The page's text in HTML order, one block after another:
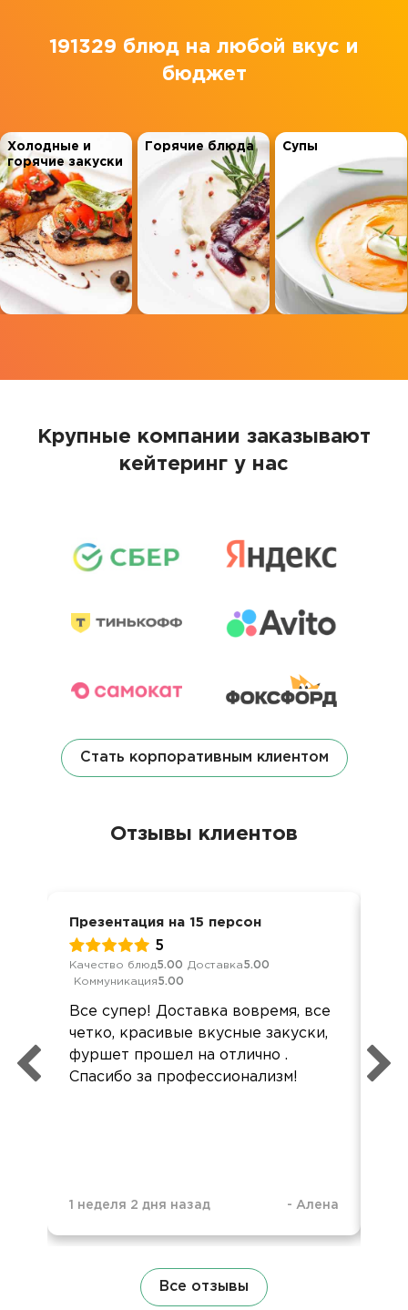
191329 блюд на любой вкус и
бюджет
Холодные и
горячие закуски
Горячие блюда Супы
Крупные компании заказывают
кейтеринг у нас
Стать корпоративным клиентом
Отзывы клиентов
Презентация на 15 персон
5
Качество блюд5.00 Доставка5.00
Коммуникация5.00
Все супер! Доставка вовремя, все
четко, красивые вкусные закуски,
фуршет прошел на отлично .
Спасибо за профессионализм!
1 неделя 2 дня назад - Алена
Все отзывы